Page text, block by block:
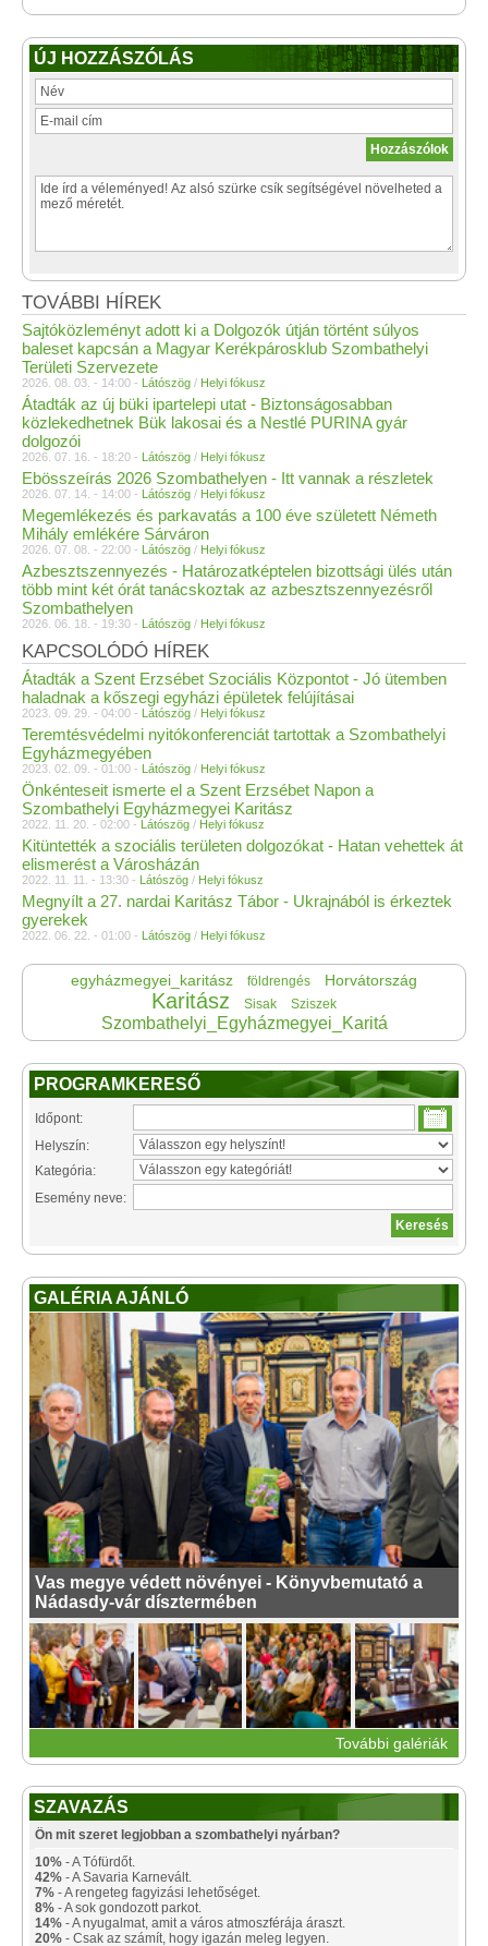
ÚJ HOZZÁSZÓLÁS
TOVÁBBI HÍREK
Sajtóközleményt adott ki a Dolgozók útján történt súlyos
baleset kapcsán a Magyar Kerékpárosklub Szombathelyi
Területi Szervezete
2026. 08. 03. - 14:00 - Látószög / Helyi fókusz
Átadták az új büki ipartelepi utat - Biztonságosabban
közlekedhetnek Bük lakosai és a Nestlé PURINA gyár
dolgozói
2026. 07. 16. - 18:20 - Látószög / Helyi fókusz
Ebösszeírás 2026 Szombathelyen - Itt vannak a részletek
2026. 07. 14. - 14:00 - Látószög / Helyi fókusz
Megemlékezés és parkavatás a 100 éve született Németh
Mihály emlékére Sárváron
2026. 07. 08. - 22:00 - Látószög / Helyi fókusz
Azbesztszennyezés - Határozatképtelen bizottsági ülés után
több mint két órát tanácskoztak az azbesztszennyezésről
Szombathelyen
2026. 06. 18. - 19:30 - Látószög / Helyi fókusz
KAPCSOLÓDÓ HÍREK
Átadták a Szent Erzsébet Szociális Központot - Jó ütemben
haladnak a kőszegi egyházi épületek felújításai
2023. 09. 29. - 04:00 - Látószög / Helyi fókusz
Teremtésvédelmi nyitókonferenciát tartottak a Szombathelyi
Egyházmegyében
2023. 02. 09. - 01:00 - Látószög / Helyi fókusz
Önkénteseit ismerte el a Szent Erzsébet Napon a
Szombathelyi Egyházmegyei Karitász
2022. 11. 20. - 02:00 - Látószög / Helyi fókusz
Kitüntették a szociális területen dolgozókat - Hatan vehettek át
elismerést a Városházán
2022. 11. 11. - 13:30 - Látószög / Helyi fókusz
Megnyílt a 27. nardai Karitász Tábor - Ukrajnából is érkeztek
gyerekek
2022. 06. 22. - 01:00 - Látószög / Helyi fókusz
egyházmegyei_karitász földrengés Horvátország
Karitász Sisak Sziszek
Szombathelyi_Egyházmegyei_Karitá
PROGRAMKERESŐ
Időpont:
Helyszín:
Kategória:
Esemény neve:
GALÉRIA AJÁNLÓ
Vas megye védett növényei - Könyvbemutató a
Nádasdy-vár dísztermében
További galériák
SZAVAZÁS
Ön mit szeret legjobban a szombathelyi nyárban?
10% - A Tófürdőt.
42% - A Savaria Karnevált.
7% - A rengeteg fagyizási lehetőséget.
8% - A sok gondozott parkot.
14% - A nyugalmat, amit a város atmoszférája áraszt.
20% - Csak az számít, hogy igazán meleg legyen.